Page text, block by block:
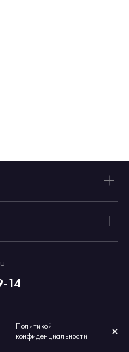
14
Политикой
конфиденциальности
×